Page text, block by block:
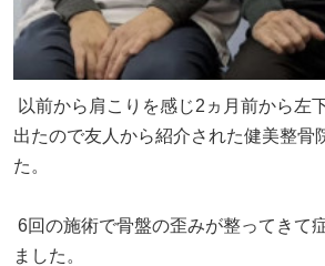
以前から肩こりを感じ2ヵ月前から左
出たので友人から紹介された健美整骨
た。
6回の施術で骨盤の歪みが整ってきて
ました。